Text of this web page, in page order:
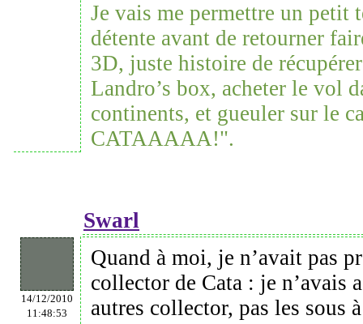
Je vais me permettre un petit
détente avant de retourner
3D, juste histoire de
Landro’s box, acheter le vol
continents, et gueuler sur le
CATAAAAA!".
Swarl
14/12/2010
11:48:53
Quand à moi, je n’avait pas
collector de Cata : je n’avais
autres collector, pas les sous